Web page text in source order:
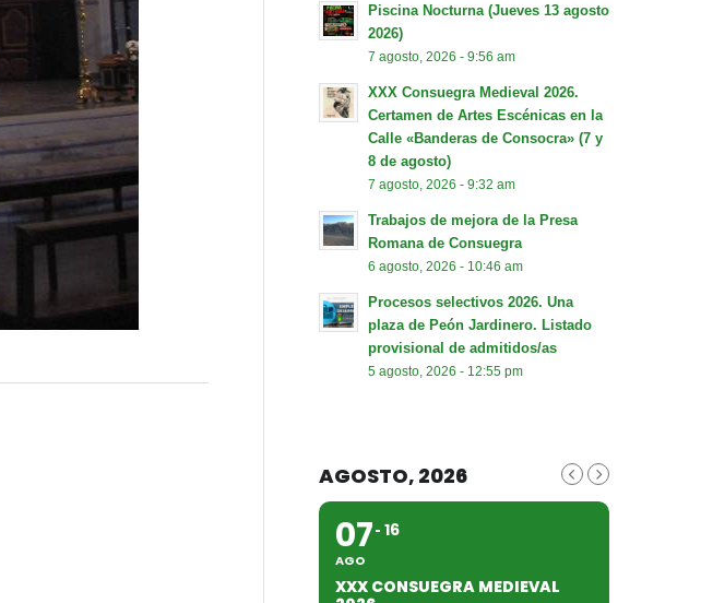
Piscina Nocturna (Jueves 13 agosto
2026)
7 agosto, 2026 - 9:56 am
XXX Consuegra Medieval 2026.
Certamen de Artes Escénicas en la
Calle «Banderas de Consocra» (7 y
8 de agosto)
7 agosto, 2026 - 9:32 am
Trabajos de mejora de la Presa
Romana de Consuegra
6 agosto, 2026 - 10:46 am
Procesos selectivos 2026. Una
plaza de Peón Jardinero. Listado
provisional de admitidos/as
5 agosto, 2026 - 12:55 pm
AGOSTO, 2026
07
AGO
16
XXX CONSUEGRA MEDIEVAL